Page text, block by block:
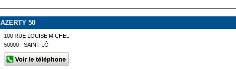
AZERTY 50
100 RUE LOUISE MICHEL
50000 - SAINT-LÔ